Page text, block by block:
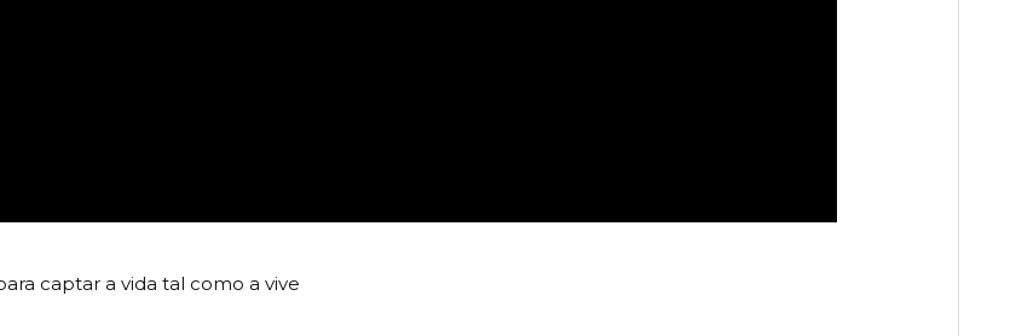
captar a vida tal como a vive